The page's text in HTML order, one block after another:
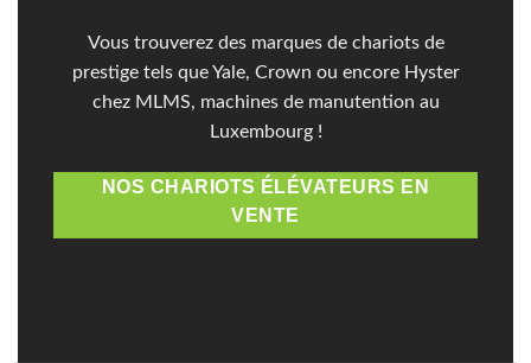
Vous trouverez des marques de chariots de
prestige tels que Yale, Crown ou encore Hyster
chez MLMS, machines de manutention au
Luxembourg !
NOS CHARIOTS ÉLÉVATEURS EN
VENTE